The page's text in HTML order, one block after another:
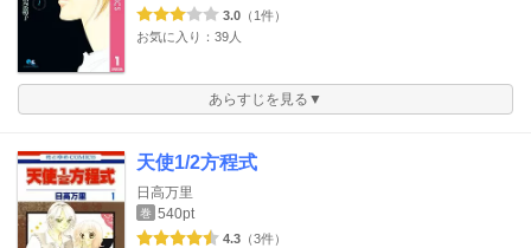
3.0 （1件）
お気に入り：39人
あらすじを見る▼
天使1/2方程式
日高万里
巻 540pt
4.3 （3件）